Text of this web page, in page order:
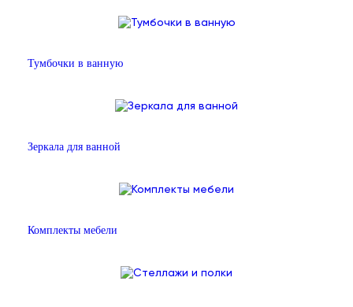
Тумбочки в ванную
Зеркала для ванной
Комплекты мебели